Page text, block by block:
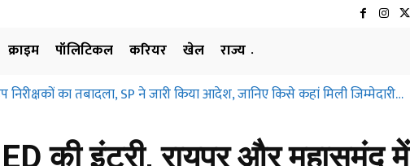
क्राइम पॉलिटिकल करियर खेल
राज्य
का तबादला, SP ने जारी किया आदेश, जानिए किसे कहां मिली जिम्मेदारी…
के उपयोग पर नहीं लगाई जा सकती रोक… छत्तीसगढ़ हाईकोर्ट ने क्यों कहा ऐसा
की इंट्री, रायपुर और महासमंद में